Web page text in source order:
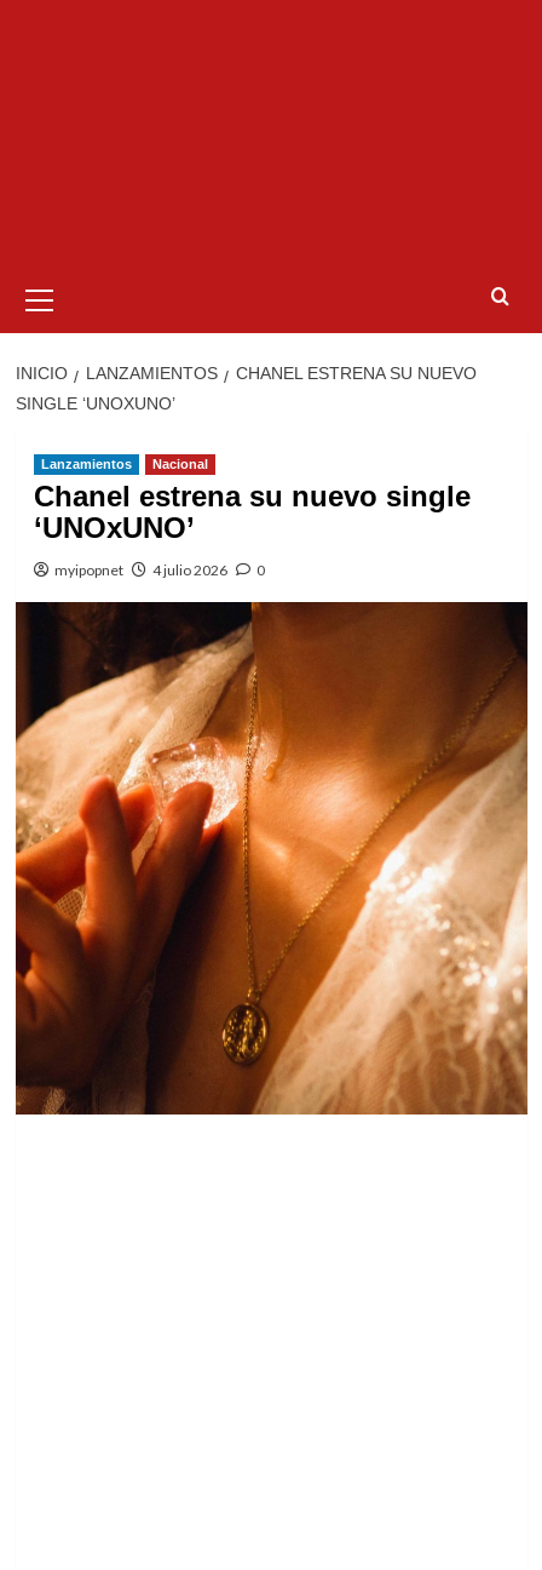
primario
INICIO LANZAMIENTOS
CHANEL ESTRENA SU NUEVO
SINGLE ‘UNOXUNO’
Lanzamientos Nacional
Chanel estrena su nuevo single
‘UNOxUNO’
myipopnet 4 julio 2026 0